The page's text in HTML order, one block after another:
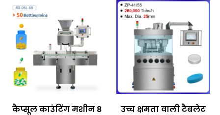
कैप्सूल काउंटिंग मशीन 8
उच्च क्षमता वाली टैबलेट